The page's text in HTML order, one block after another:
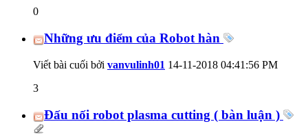
0
Những ưu điểm của Robot hàn
Viết bài cuối bởi vanvulinh01 14-11-2018 04:41:56 PM
3
Đấu nối robot plasma cutting ( bàn luận )